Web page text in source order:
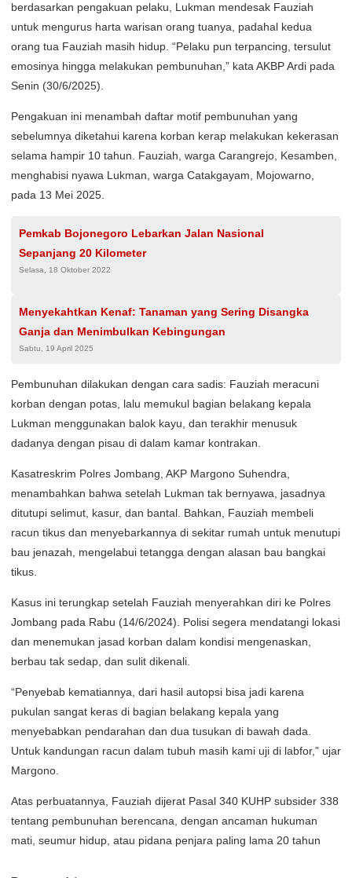
berdasarkan pengakuan pelaku, Lukman mendesak Fauziah
untuk mengurus harta warisan orang tuanya, padahal kedua
orang tua Fauziah masih hidup. “Pelaku pun terpancing, tersulut
emosinya hingga melakukan pembunuhan,” kata AKBP Ardi pada
Senin (30/6/2025).
Pengakuan ini menambah daftar motif pembunuhan yang
sebelumnya diketahui karena korban kerap melakukan kekerasan
selama hampir 10 tahun. Fauziah, warga Carangrejo, Kesamben,
menghabisi nyawa Lukman, warga Catakgayam, Mojowarno,
pada 13 Mei 2025.
Pemkab Bojonegoro Lebarkan Jalan Nasional
Sepanjang 20 Kilometer
Selasa, 18 Oktober 2022
Menyekahtkan Kenaf: Tanaman yang Sering Disangka
Ganja dan Menimbulkan Kebingungan
Sabtu, 19 April 2025
Pembunuhan dilakukan dengan cara sadis: Fauziah meracuni
korban dengan potas, lalu memukul bagian belakang kepala
Lukman menggunakan balok kayu, dan terakhir menusuk
dadanya dengan pisau di dalam kamar kontrakan.
Kasatreskrim Polres Jombang, AKP Margono Suhendra,
menambahkan bahwa setelah Lukman tak bernyawa, jasadnya
ditutupi selimut, kasur, dan bantal. Bahkan, Fauziah membeli
racun tikus dan menyebarkannya di sekitar rumah untuk menutupi
bau jenazah, mengelabui tetangga dengan alasan bau bangkai
tikus.
Kasus ini terungkap setelah Fauziah menyerahkan diri ke Polres
Jombang pada Rabu (14/6/2024). Polisi segera mendatangi lokasi
dan menemukan jasad korban dalam kondisi mengenaskan,
berbau tak sedap, dan sulit dikenali.
“Penyebab kematiannya, dari hasil autopsi bisa jadi karena
pukulan sangat keras di bagian belakang kepala yang
menyebabkan pendarahan dan dua tusukan di bawah dada.
Untuk kandungan racun dalam tubuh masih kami uji di labfor,” ujar
Margono.
Atas perbuatannya, Fauziah dijerat Pasal 340 KUHP subsider 338
tentang pembunuhan berencana, dengan ancaman hukuman
mati, seumur hidup, atau pidana penjara paling lama 20 tahun